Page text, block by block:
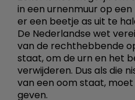
in een urnenmuur op
er een beetje as uit te
De Nederlandse wet
van de rechthebbende
staat, om de urn en het
verwijderen. Dus als die
van een oom staat,
geven.